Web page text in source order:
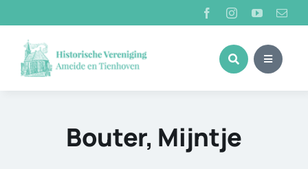
naar
inhoud
Bouter, Mijntje